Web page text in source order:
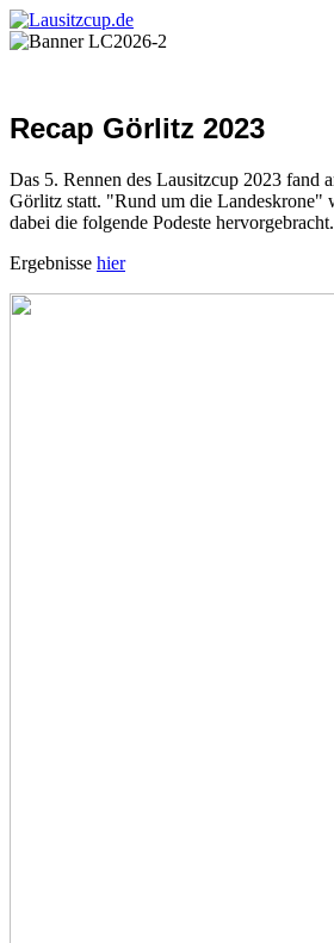
Recap Görlitz 2023
Das 5. Rennen des Lausitzcup 2023 fand
Görlitz statt. "Rund um die Landeskrone"
dabei die folgende Podeste hervorgebracht.
Ergebnisse hier